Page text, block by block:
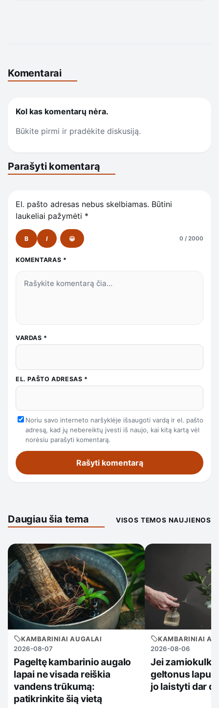
Komentarai
Kol kas komentarų nėra.
Būkite pirmi ir pradėkite diskusiją.
Parašyti komentarą
El. pašto adresas nebus skelbiamas. Būtini
laukeliai pažymėti *
B I 😀 0 / 2000
KOMENTARAS *
VARDAS *
EL. PAŠTO ADRESAS *
Noriu savo interneto naršyklėje išsaugoti vardą ir el. pašto
adresą, kad jų nebereiktų įvesti iš naujo, kai kitą kartą vėl
norėsiu parašyti komentarą.
Daugiau šia tema VISOS TEMOS NAUJIENOS
KAMBARINIAI AUGALAI
2026-08-07
Pageltę kambarinio augalo
lapai ne visada reiškia
vandens trūkumą:
patikrinkite šią vietą
KAMBARINIAI
2026-08-06
Jei
geltonus
jo laistyti dar